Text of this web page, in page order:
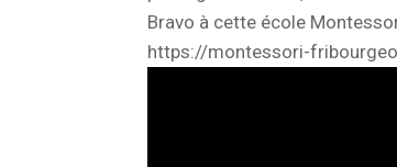
Bravo à cette école
https://montessori-